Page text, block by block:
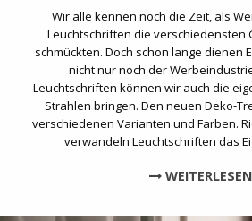
Wir alle kennen noch die Zeit, als
Leuchtschriften die verschiedensten
schmückten. Doch schon lange dienen
nicht nur noch der
Leuchtschriften können wir auch die
Strahlen bringen. Den neuen Deko-
verschiedenen Varianten und Farben.
verwandeln Leuchtschriften das
WEITERLESEN